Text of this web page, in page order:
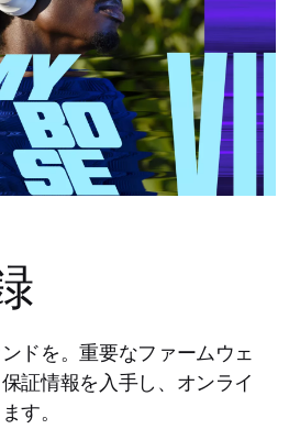
ドを。重要なファームウェ
証情報を入手し、オンライ
す。